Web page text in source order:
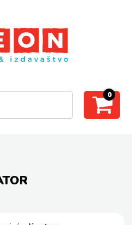
0